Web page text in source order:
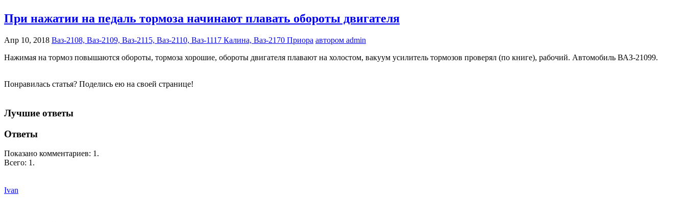
При нажатии на педаль тормоза начинают плавать обороты двигателя
Апр 10, 2018 Ваз-2108, Ваз-2109, Ваз-2115, Ваз-2110, Ваз-1117 Калина, Ваз-2170 Приора автором admin
Нажимая на тормоз повышаются обороты, тормоза хорошие, обороты двигателя плавают на холостом, вакуум усилитель тормозов проверял (по книге), рабочий. Автомобиль ВАЗ-21099.
Понравилась статья? Поделись ею на своей странице!
Лучшие ответы
Ответы
Показано комментариев: 1 .
Всего: 1 .
Ivan